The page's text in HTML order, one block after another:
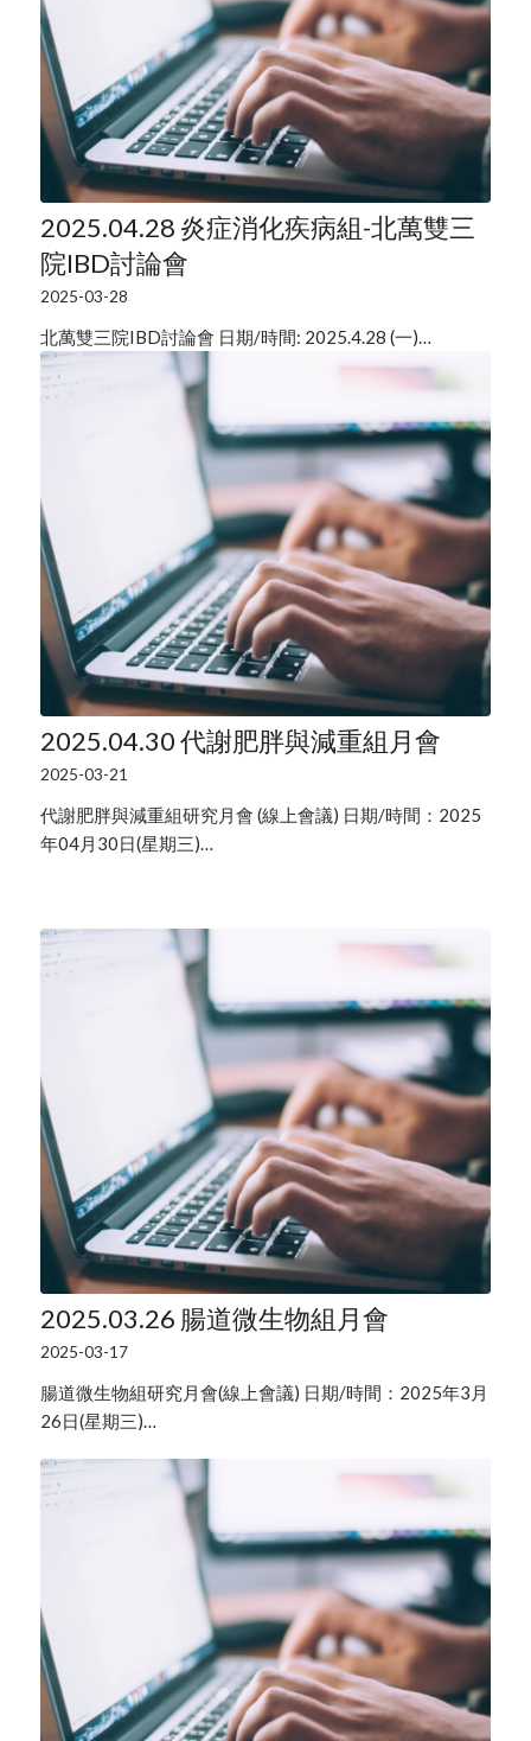
2025.04.28 炎症消化疾病組-北萬雙三
院IBD討論會
2025-03-28
北萬雙三院IBD討論會 日期/時間: 2025.4.28 (一)…
2025.04.30 代謝肥胖與減重組月會
2025-03-21
代謝肥胖與減重組研究月會 (線上會議) 日期/時間：2025
年04月30日(星期三)…
2025.03.26 腸道微生物組月會
2025-03-17
腸道微生物組研究月會(線上會議) 日期/時間：2025年3月
26日(星期三)…